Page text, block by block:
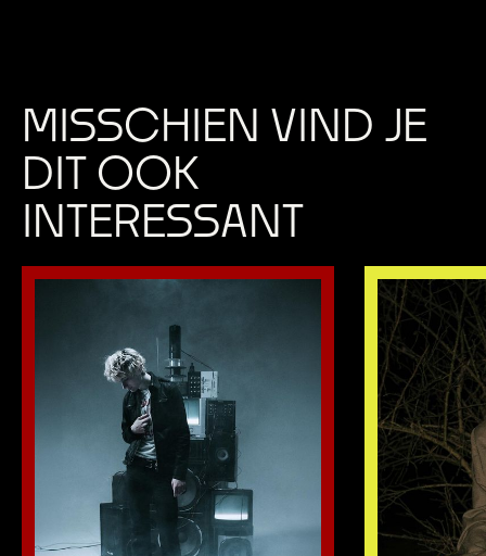
MISSCHIEN VIND JE
DIT OOK
INTERESSANT